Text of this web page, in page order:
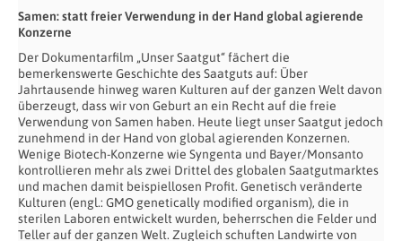
Samen: statt freier Verwendung in der Hand global agierende
Konzerne
Der Dokumentarfilm „Unser Saatgut“ fächert die
bemerkenswerte Geschichte des Saatguts auf: Über
Jahrtausende hinweg waren Kulturen auf der ganzen Welt davon
überzeugt, dass wir von Geburt an ein Recht auf die freie
Verwendung von Samen haben. Heute liegt unser Saatgut jedoch
zunehmend in der Hand von global agierenden Konzernen.
Wenige Biotech-Konzerne wie Syngenta und Bayer/Monsanto
kontrollieren mehr als zwei Drittel des globalen Saatgutmarktes
und machen damit beispiellosen Profit. Genetisch veränderte
Kulturen (engl.: GMO genetically modified organism), die in
sterilen Laboren entwickelt wurden, beherrschen die Felder und
Teller auf der ganzen Welt. Zugleich schuften Landwirte von